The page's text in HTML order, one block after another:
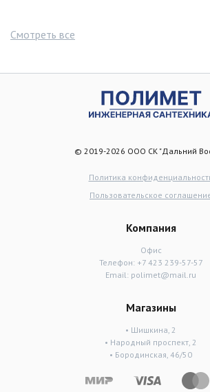
Смотреть все
© 2019-2026 ООО СК "Дальний
Политика
Пользовательское
Компания
Офис
Телефон: +7 423 239-57-57
Email: polimet@mail.ru
Магазины
• Шишкина, 2
• Народный проспект, 2
• Бородинская, 46/50